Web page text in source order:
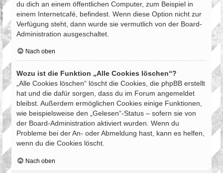
du dich an einem öffentlichen Computer, zum Beispiel in
einem Internetcafé, befindest. Wenn diese Option nicht zur
Verfügung steht, dann wurde sie vermutlich von der Board-
Administration ausgeschaltet.
Nach oben
Wozu ist die Funktion „Alle Cookies löschen“?
„Alle Cookies löschen“ löscht die Cookies, die phpBB erstellt
hat und die dafür sorgen, dass du im Forum angemeldet
bleibst. Außerdem ermöglichen Cookies einige Funktionen,
wie beispielsweise den „Gelesen“-Status – sofern sie von
der Board-Administration aktiviert wurden. Wenn du
Probleme bei der An- oder Abmeldung hast, kann es helfen,
wenn du die Cookies löscht.
Nach oben